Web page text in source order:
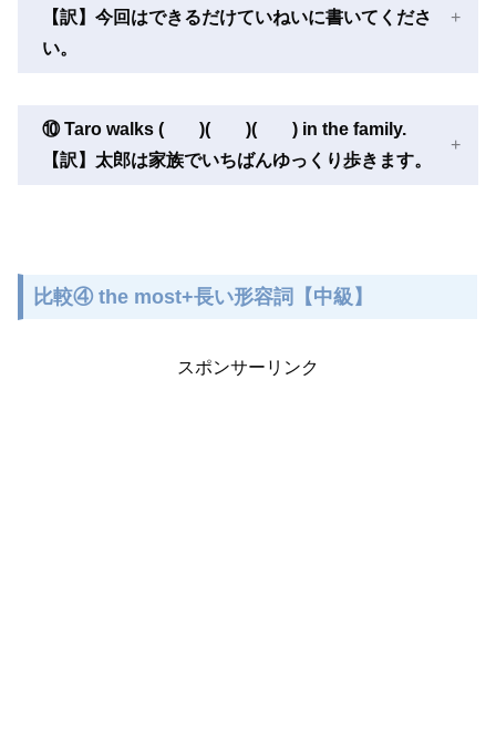
【訳】今回はできるだけていねいに書いてくださ
い。
⑩ Taro walks ( )( )( ) in the family.
【訳】太郎は家族でいちばんゆっくり歩きます。
比較④ the most+長い形容詞【中級】
スポンサーリンク